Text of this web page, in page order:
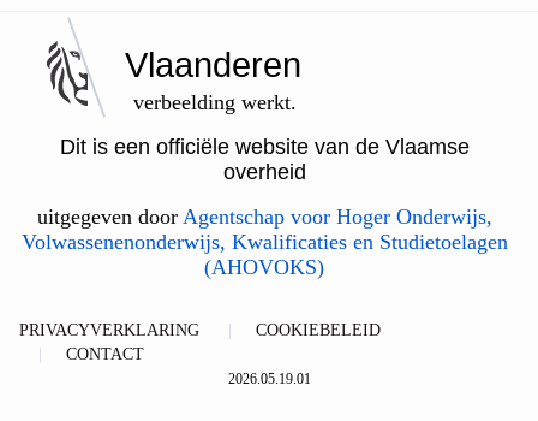
Vlaanderen
verbeelding werkt.
Dit is een officiële website van de Vlaamse
overheid
uitgegeven door Agentschap voor Hoger Onderwijs,
Volwassenenonderwijs, Kwalificaties en Studietoelagen
(AHOVOKS)
PRIVACYVERKLARING
COOKIEBELEID
CONTACT
2026.05.19.01